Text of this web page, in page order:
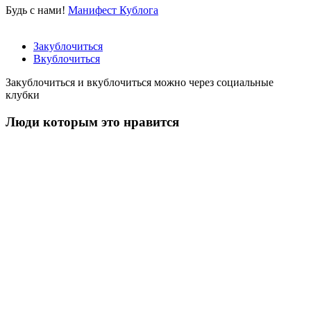
Будь с нами! Манифест Кублога
Закублочиться
Вкублочиться
Закублочиться и вкублочиться можно через социальные
клубки
Люди которым это нравится